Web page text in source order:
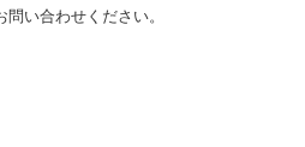
い合わせください。